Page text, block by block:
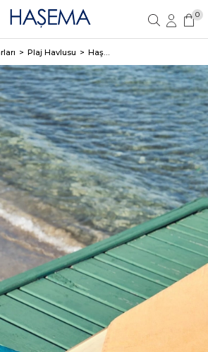
Üye Girişi Üye Ol
0
Plaj Havlusu Haşema Kadife Petrol Mavisi Plaj Havlusu 140X70